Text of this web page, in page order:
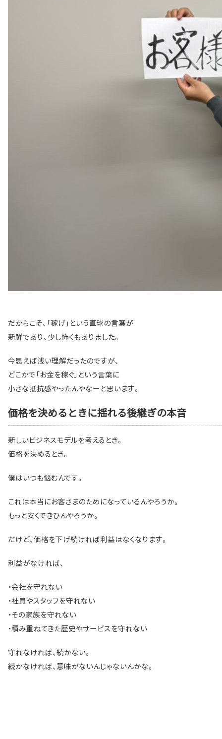
だからこそ、「稼げ」という直球の言葉が
新鮮であり、少し怖くもありました。
今思えば浅い理解だったのですが、
どこかで「お金を稼ぐ」という言葉に
小さな抵抗感やったんやなーと思います。
価格を決めるときに揺れる後継ぎの本音
新しいビジネスモデルを考えるとき。
価格を決めるとき。
僕はいつも悩むんです。
これは本当にお客さまのためになっているんやろうか。
もっと安くできひんやろうか。
だけど、価格を下げ続ければ利益はなくなります。
利益がなければ、
・会社を守れない
・社員やスタッフを守れない
・その家族を守れない
・積み重ねてきた歴史やサービスを守れない
守れなければ、続かない。
続かなければ、意味がないんじゃないんかな。